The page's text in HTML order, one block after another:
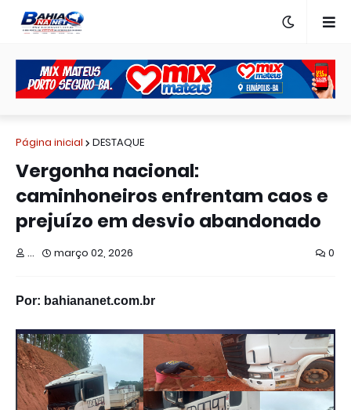
Página inicial DESTAQUE
Vergonha nacional:
caminhoneiros enfrentam caos e
prejuízo em desvio abandonado
... março 02, 2026 0
Por: bahiananet.com.br